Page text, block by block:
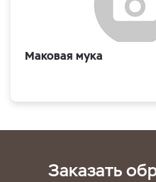
Маковая мука
Заказать